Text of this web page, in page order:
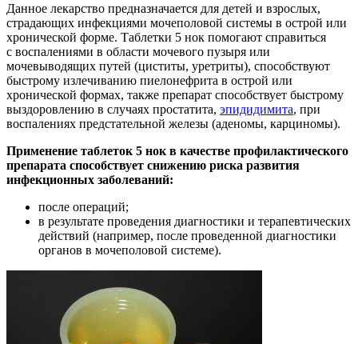
Данное лекарство предназначается для детей и взрослых,
страдающих инфекциями мочеполовой системы в острой или
хронической форме. Таблетки 5 нок помогают справиться
с воспалениями в области мочевого пузыря или
мочевыводящих путей (циститы, уретриты), способствуют
быстрому излечиванию пиелонефрита в острой или
хронической формах, также препарат способствует быстрому
выздоровлению в случаях простатита, эпидидимита, при
воспалениях предстательной железы (аденомы, карциномы).
Применение таблеток 5 нок в качестве профилактического
препарата способствует снижению риска развития
инфекционных заболеваний:
после операций;
в результате проведения диагностики и терапевтических
действий (например, после проведенной диагностики
органов в мочеполовой системе).